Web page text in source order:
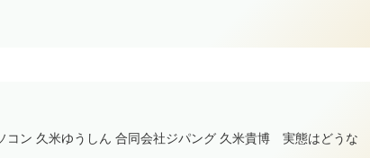
コン 久米ゆうしん 合同会社ジパング 久米貴博 実態はどうな